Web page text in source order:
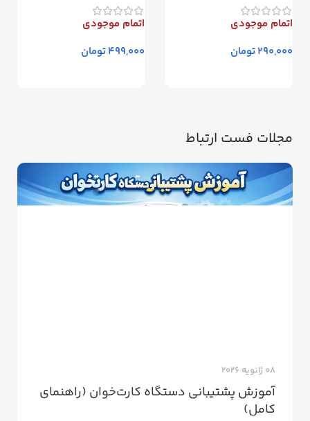
اتمام موجودی
تومان
اتمام موجودی
تومان
مجلات فست ارتباط
08 ژانویه 2026
آموزش پشتیبانی دستگاه کارت‌خوان (راهنمای
کامل)